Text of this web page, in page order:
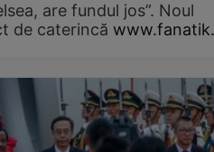
are fundul jos”. Noul
de caterincă